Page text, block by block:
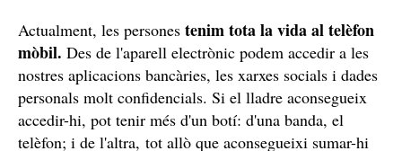
Actualment, les persones tenim tota la vida al telèfon
mòbil. Des de l'aparell electrònic podem accedir a les
nostres aplicacions bancàries, les xarxes socials i dades
personals molt confidencials. Si el lladre aconsegueix
accedir-hi, pot tenir més d'un botí: d'una banda, el
telèfon; i de l'altra, tot allò que aconsegueixi sumar-hi